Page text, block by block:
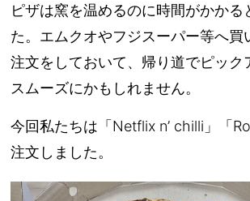
ピザは窯を温めるのに時間がかかる
た。エムクオやフジスーパー等へ買
注文をしておいて、帰り道でピック
スムーズにかもしれません。
今回私たちは「Netflix n’ chilli」「
注文しました。